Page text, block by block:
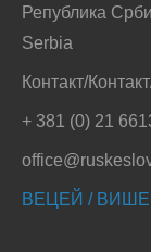
Република
Serbia
Контакт/
+ 381 (0) 21
ВЕЦЕЙ / ВИШЕ